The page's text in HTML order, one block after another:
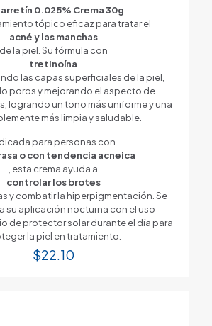
0.025% Crema 30g
tópico eficaz para tratar el
acné y las manchas
de la piel. Su fórmula con
tretinoína
las capas superficiales de la piel,
poros y mejorando el aspecto de
logrando un tono más uniforme y una
más limpia y saludable.
para personas con
o con tendencia acneica
, esta crema ayuda a
controlar los brotes
y combatir la hiperpigmentación. Se
su aplicación nocturna con el uso
de protector solar durante el día para
la piel en tratamiento.
$22.10